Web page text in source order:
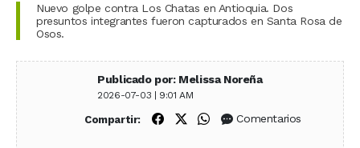
Nuevo golpe contra Los Chatas en Antioquia. Dos
presuntos integrantes fueron capturados en Santa Rosa de
Osos.
Publicado por: Melissa Noreña
2026-07-03 | 9:01 AM
Compartir: Compartir en Facebook
Compartir en X (Twitter)
Compartir en WhatsApp
Comentarios